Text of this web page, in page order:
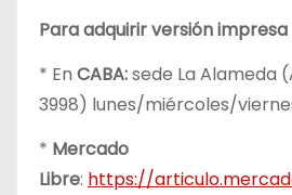
Para adquirir versión impresa
* En CABA:sede La Alameda
3998) lunes/miércoles/
* Mercado
Libre: https://